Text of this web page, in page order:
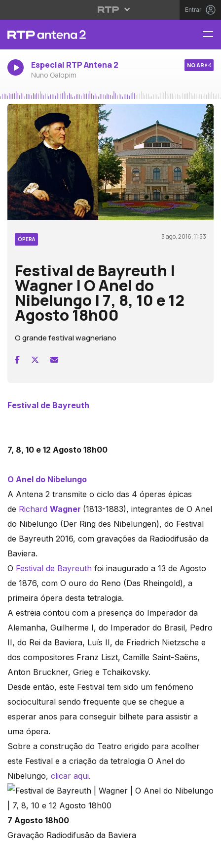
Entrar
Especial RTP Antena 2
Nuno Galopim
NO AR
ÓPERA 3 ago, 2016, 11:53
Festival de Bayreuth |
Wagner | O Anel do
Nibelungo | 7, 8, 10 e 12
Agosto 18h00
O grande festival wagneriano
Festival de Bayreuth
7, 8, 10 e 12 Agosto 18h00
O Anel do Nibelungo
A Antena 2 transmite o ciclo das 4 óperas épicas
de Richard Wagner (1813-1883), integrantes de O Anel
do Nibelungo (Der Ring des Nibelungen), do Festival
de Bayreuth 2016, com gravações da Radiodifusão da
Baviera.
O Festival de Bayreuth foi inaugurado a 13 de Agosto
de 1876, com O ouro do Reno (Das Rheingold), a
primeira ópera desta tetralogia.
A estreia contou com a presença do Imperador da
Alemanha, Guilherme I, do Imperador do Brasil, Pedro
II, do Rei da Baviera, Luís II, de Friedrich Nietzsche e
dos compositores Franz Liszt, Camille Saint-Saëns,
Anton Bruckner, Grieg e Tchaikovsky.
Desde então, este Festival tem sido um fenómeno
sociocultural sendo frequente que se chegue a
esperar anos para conseguir bilhete para assistir a
uma ópera.
Sobre a construção do Teatro erigido para acolher
este Festival e a criação da tetralogia O Anel do
Nibelungo, clicar aqui.
7 Agosto 18h00
Gravação Radiodifusão da Baviera